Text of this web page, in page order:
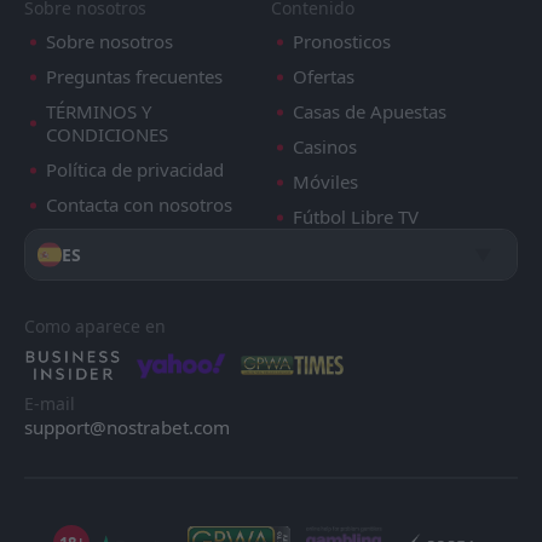
Sobre nosotros
Sobre nosotros
Preguntas frecuentes
TÉRMINOS Y
CONDICIONES
Política de privacidad
Contacta con nosotros
Contenido
Pronosticos
Ofertas
Casas de Apuestas
Casinos
Móviles
Fútbol Libre TV
ES
Como aparece en
E-mail
support@nostrabet.com